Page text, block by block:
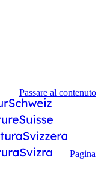
Passare al contenuto
Pagina